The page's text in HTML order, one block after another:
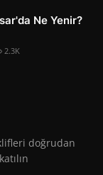
Ne Yenir?
2.3K
doğrudan